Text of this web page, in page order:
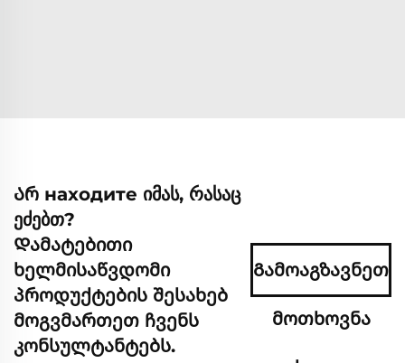
Არ находите იმას, რასაც
ეძებთ?
Დამატებითი
ხელმისაწვდომი
პროდუქტების შესახებ
მოგვმართეთ ჩვენს
კონსულტანტებს.
Გამოაგზავნეთ
მოთხოვნა